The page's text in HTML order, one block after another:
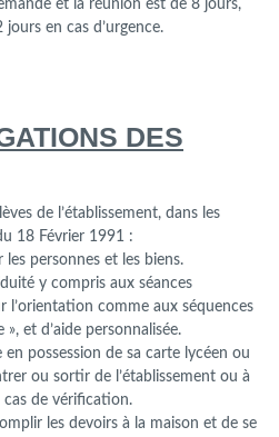
et la réunion est de 8 jours,
en cas d’urgence.
DES
de l’établissement, dans les
18 Février 1991 :
personnes et les biens.
y compris aux séances
l’orientation comme aux séquences
», et d’aide personnalisée.
en possession de sa carte lycéen ou
ou sortir de l’établissement ou à
de vérification.
les devoirs à la maison et de se